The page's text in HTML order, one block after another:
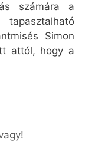
számára a
Simon
attól, hogy a